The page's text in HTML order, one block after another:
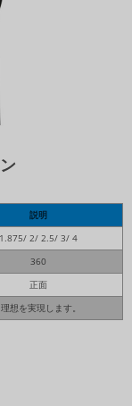
説明
1.875/ 2/ 2.5/ 3/ 4
360
正面
想を実現します。